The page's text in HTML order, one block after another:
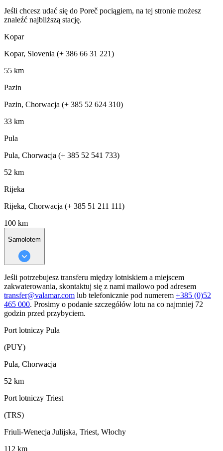
Jeśli chcesz udać się do Poreč pociągiem, na tej stronie możesz
znaleźć najbliższą stację.
Kopar
Kopar, Slovenia (+ 386 66 31 221)
55 km
Pazin
Pazin, Chorwacja (+ 385 52 624 310)
33 km
Pula
Pula, Chorwacja (+ 385 52 541 733)
52 km
Rijeka
Rijeka, Chorwacja (+ 385 51 211 111)
100 km
Samolotem
Jeśli potrzebujesz transferu między lotniskiem a miejscem
zakwaterowania, skontaktuj się z nami mailowo pod adresem
transfer@valamar.com lub telefonicznie pod numerem +385 (0)52
465 000. Prosimy o podanie szczegółów lotu na co najmniej 72
godzin przed przybyciem.
Port lotniczy Pula
(PUY)
Pula, Chorwacja
52 km
Port lotniczy Triest
(TRS)
Friuli-Wenecja Julijska, Triest, Włochy
112 km